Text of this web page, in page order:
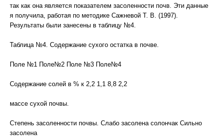
так как она является показателем засоленности почв. Эти данные
я получила, работая по методике Сажневой Т. В. (1997).
Результаты были занесены в таблицу №4.
Таблица №4. Содержание сухого остатка в почве.
Поле №1 Поле№2 Поле №3 Поле№4
Содержание солей в % к 2,2 1,1 8,8 2,2
массе сухой почвы.
Степень засоленности почвы. Слабо засолена солончак Сильно
засолена